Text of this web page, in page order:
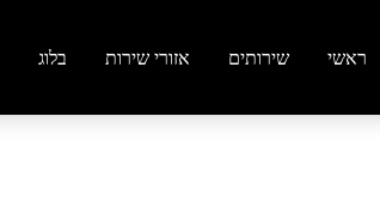
ראשי שירותים אזורי שירות בלוג